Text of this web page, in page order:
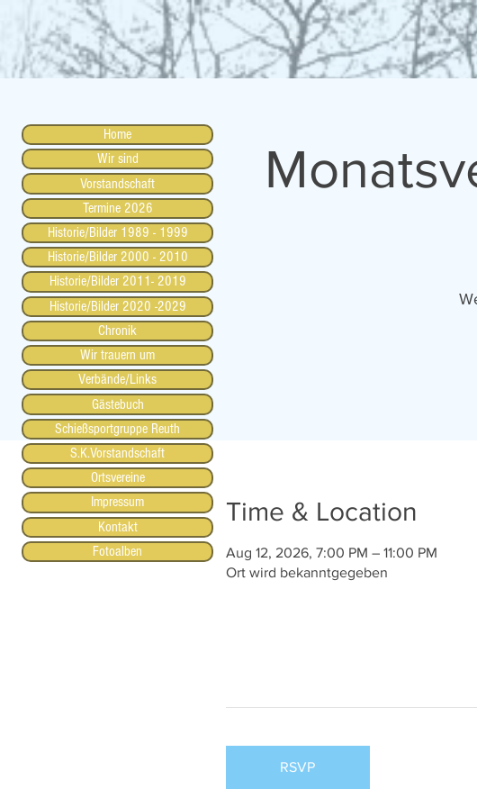
Time & Location
Aug 12, 2026, 7:00 PM – 11:00 PM
Ort wird bekanntgegeben
RSVP
Home
Wir sind
Vorstandschaft
Termine 2026
Historie/Bilder 1989 - 1999
Historie/Bilder 2000 - 2010
Historie/Bilder 2011- 2019
Historie/Bilder 2020 -2029
Chronik
Wir trauern um
Verbände/Links
Gästebuch
Schießsportgruppe Reuth
S.K.Vorstandschaft
Ortsvereine
Impressum
Kontakt
Fotoalben